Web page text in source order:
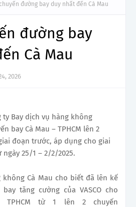
đường bay duy nhất đến Cà Mau
đường bay
Cà Mau
2026
ty Bay dịch vụ hàng không
bay Cà Mau – TPHCM lên 2
đoạn trước, áp dụng cho giai
25/1 – 2/2/2025.
không Cà Mau cho biết đã lên kế
tăng cường của VASCO cho
TPHCM từ 1 lên 2 chuyến